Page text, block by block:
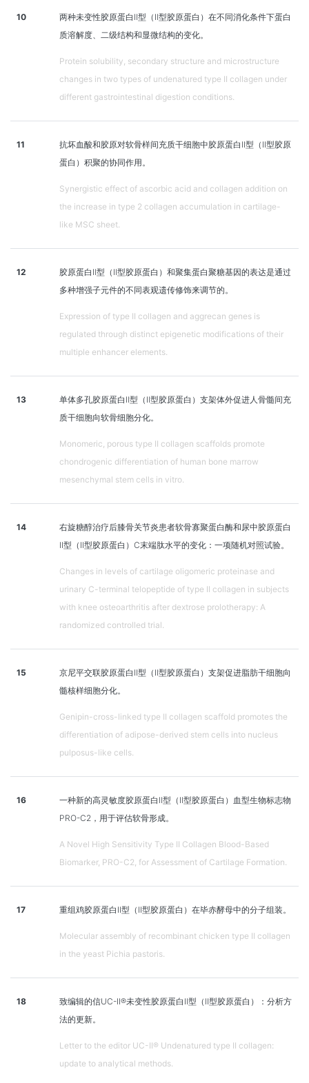
10
两种未变性胶原蛋白Ⅱ型（Ⅱ型胶原蛋白）在不同消化条件下蛋白
质溶解度、二级结构和显微结构的变化。
Protein solubility, secondary structure and microstructure
changes in two types of undenatured type II collagen under
different gastrointestinal digestion conditions.
11
抗坏血酸和胶原对软骨样间充质干细胞中胶原蛋白II型（II型胶原
蛋白）积聚的协同作用。
Synergistic effect of ascorbic acid and collagen addition on
the increase in type 2 collagen accumulation in cartilage-
like MSC sheet.
12
胶原蛋白Ⅱ型（Ⅱ型胶原蛋白）和聚集蛋白聚糖基因的表达是通过
多种增强子元件的不同表观遗传修饰来调节的。
Expression of type II collagen and aggrecan genes is
regulated through distinct epigenetic modifications of their
multiple enhancer elements.
13
单体多孔胶原蛋白Ⅱ型（Ⅱ型胶原蛋白）支架体外促进人骨髓间充
质干细胞向软骨细胞分化。
Monomeric, porous type II collagen scaffolds promote
chondrogenic differentiation of human bone marrow
mesenchymal stem cells in vitro.
14
右旋糖醇治疗后膝骨关节炎患者软骨寡聚蛋白酶和尿中胶原蛋白
II型（II型胶原蛋白）C末端肽水平的变化：一项随机对照试验。
Changes in levels of cartilage oligomeric proteinase and
urinary C-terminal telopeptide of type II collagen in subjects
with knee osteoarthritis after dextrose prolotherapy: A
randomized controlled trial.
15
京尼平交联胶原蛋白Ⅱ型（Ⅱ型胶原蛋白）支架促进脂肪干细胞向
髓核样细胞分化。
Genipin-cross-linked type II collagen scaffold promotes the
differentiation of adipose-derived stem cells into nucleus
pulposus-like cells.
16
一种新的高灵敏度胶原蛋白Ⅱ型（Ⅱ型胶原蛋白）血型生物标志物
PRO-C2，用于评估软骨形成。
A Novel High Sensitivity Type II Collagen Blood-Based
Biomarker, PRO-C2, for Assessment of Cartilage Formation.
17 重组鸡胶原蛋白II型（II型胶原蛋白）在毕赤酵母中的分子组装。
Molecular assembly of recombinant chicken type II collagen
in the yeast Pichia pastoris.
18
致编辑的信UC-II®未变性胶原蛋白Ⅱ型（Ⅱ型胶原蛋白）：分析方
法的更新。
Letter to the editor UC-II® Undenatured type II collagen:
update to analytical methods.